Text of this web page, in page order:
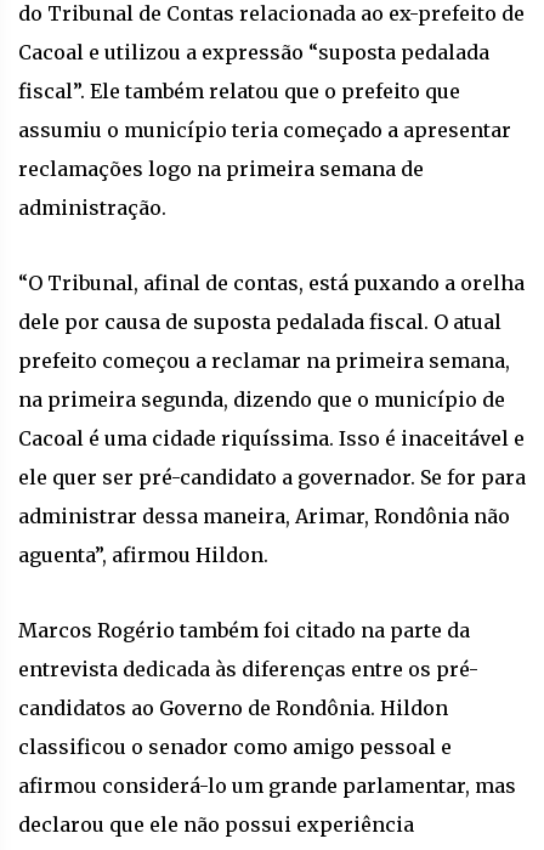
do Tribunal de Contas relacionada ao ex-prefeito de
Cacoal e utilizou a expressão “suposta pedalada
fiscal”. Ele também relatou que o prefeito que
assumiu o município teria começado a apresentar
reclamações logo na primeira semana de
administração.
“O Tribunal, afinal de contas, está puxando a orelha
dele por causa de suposta pedalada fiscal. O atual
prefeito começou a reclamar na primeira semana,
na primeira segunda, dizendo que o município de
Cacoal é uma cidade riquíssima. Isso é inaceitável e
ele quer ser pré-candidato a governador. Se for para
administrar dessa maneira, Arimar, Rondônia não
aguenta”, afirmou Hildon.
Marcos Rogério também foi citado na parte da
entrevista dedicada às diferenças entre os pré-
candidatos ao Governo de Rondônia. Hildon
classificou o senador como amigo pessoal e
afirmou considerá-lo um grande parlamentar, mas
declarou que ele não possui experiência